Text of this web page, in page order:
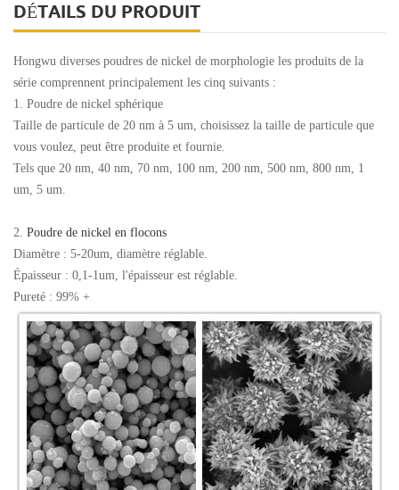
DÉTAILS DU PRODUIT
Hongwu diverses poudres de nickel de morphologie les produits de la
série comprennent principalement les cinq suivants :
1. Poudre de nickel sphérique
Taille de particule de 20 nm à 5 um, choisissez la taille de particule que
vous voulez, peut être produite et fournie.
Tels que 20 nm, 40 nm, 70 nm, 100 nm, 200 nm, 500 nm, 800 nm, 1
um, 5 um.
2. Poudre de nickel en flocons
Diamètre : 5-20um, diamètre réglable.
Épaisseur : 0,1-1um, l'épaisseur est réglable.
Pureté : 99% +